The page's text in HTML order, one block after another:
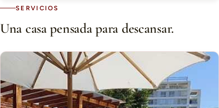
SERVICIOS
Una casa pensada para descansar.